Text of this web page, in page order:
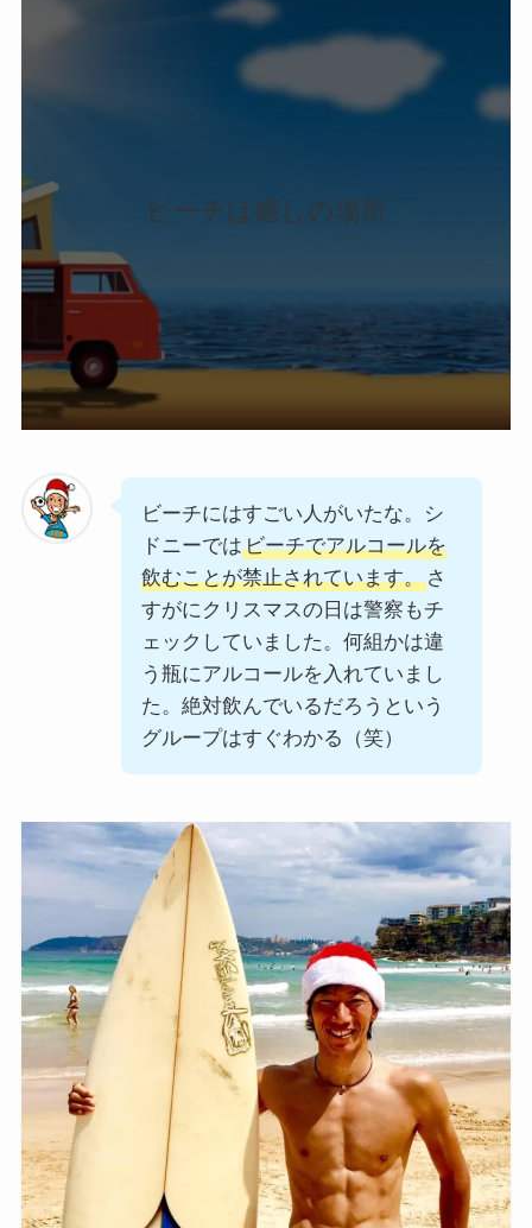
ビーチは癒しの場所
ビーチにはすごい人がいたな。シ
ドニーではビーチでアルコールを
飲むことが禁止されています。さ
すがにクリスマスの日は警察もチ
ェックしていました。何組かは違
う瓶にアルコールを入れていまし
た。絶対飲んでいるだろうという
グループはすぐわかる（笑）